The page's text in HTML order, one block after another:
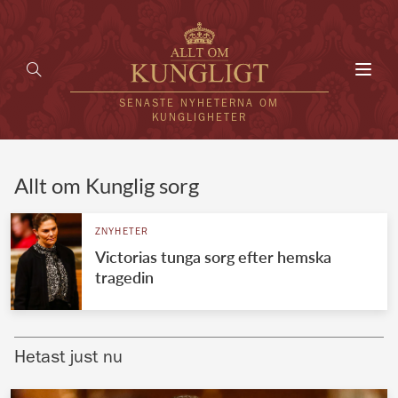
SENASTE NYHETERNA OM
KUNGLIGHETER
UTLÄNDSKT
VÄRLDENS KUNGAHUS
Brittiska kungahuset
Allt om Kunglig sorg
ZNYHETER
Victorias tunga sorg efter hemska
tragedin
Hetast just nu